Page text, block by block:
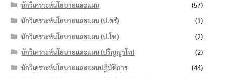
นักวิเคราะห์นโยบายและแผน
(57)
นักวิเคราะห์นโยบายและแผน (ป.ตรี)
(1)
นักวิเคราะห์นโยบายและแผน (ป.โท)
(2)
นักวิเคราะห์นโยบายและแผน (ปริญญาโท)
(2)
นักวิเคราะห์นโยบายและแผนปฏิบัติการ
(44)